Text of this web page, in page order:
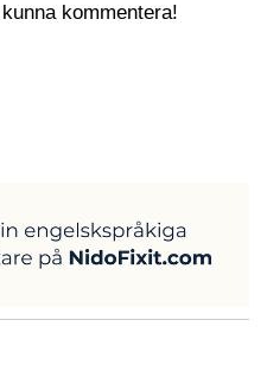
kommentera!